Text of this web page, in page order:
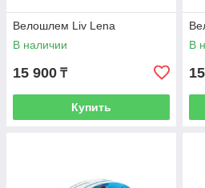
Велошлем Liv Lena
В наличии
15 900 ₸
Купить
В